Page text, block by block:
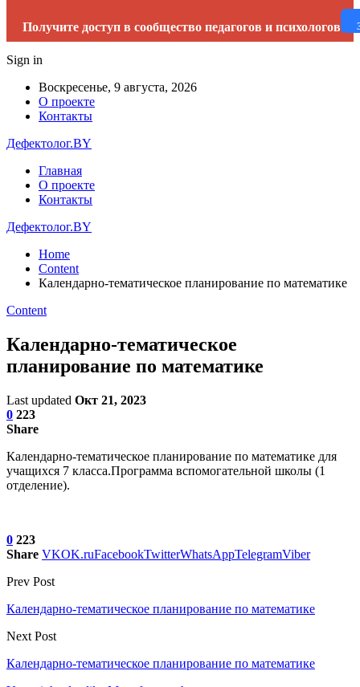
Получите доступ в сообщество педагогов и психологов
Sign in
Воскресенье, 9 августа, 2026
О проекте
Контакты
Дефектолог.BY
Главная
О проекте
Контакты
Дефектолог.BY
Home
Content
Календарно-тематическое планирование по математике
Content
Календарно-тематическое
планирование по математике
Last updated Окт 21, 2023
0 223
Share
Календарно-тематическое планирование по математике для
учащихся 7 класса.Программа вспомогательной школы (1
отделение).
0 223
Share VKOK.ruFacebookTwitterWhatsAppTelegramViber
Prev Post
Календарно-тематическое планирование по математике
Next Post
Календарно-тематическое планирование по математике